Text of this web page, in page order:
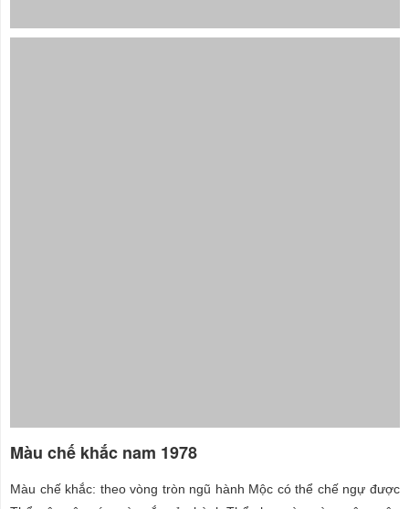
Màu chế khắc nam 1978
Màu chế khắc: theo vòng tròn ngũ hành Mộc có thể chế ngự được